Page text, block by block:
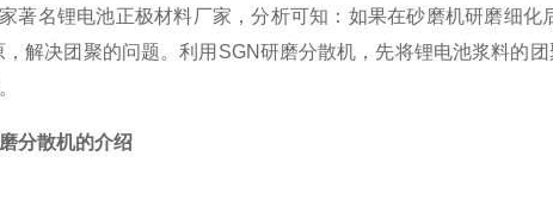
著名锂电池正极材料厂家，分析可知：如果在砂磨机研磨细
，解决团聚的问题。利用SGN研磨分散机，先将锂电池浆料的
分散机的介绍